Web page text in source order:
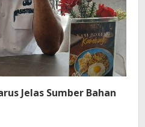
Jelas Sumber Bahan